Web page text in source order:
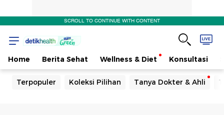
SCROLL TO CONTINUE WITH CONTENT
Home Berita Sehat Wellness & Diet Konsultasi
Terpopuler Koleksi Pilihan Tanya Dokter & Ahli